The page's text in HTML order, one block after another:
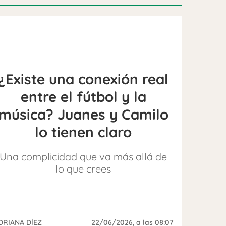
una conexión real
entre el fútbol y la
Juanes y Camilo
lo tienen claro
Una complicidad que va más allá de
lo que crees
DÍEZ 22/06/2026, a las 08:07